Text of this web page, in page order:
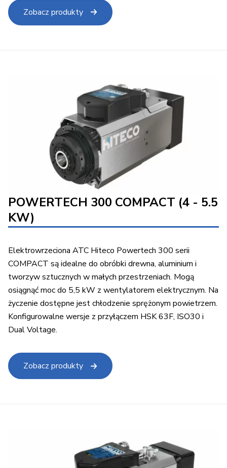
Zobacz produkty
POWERTECH 300 COMPACT (4 - 5.5
KW)
Elektrowrzeciona ATC Hiteco Powertech 300 serii
COMPACT są idealne do obróbki drewna, aluminium i
tworzyw sztucznych w małych przestrzeniach. Mogą
osiągnąć moc do 5,5 kW z wentylatorem elektrycznym. Na
życzenie dostępne jest chłodzenie sprężonym powietrzem.
Konfigurowalne wersje z przyłączem HSK 63F, ISO30 i
Dual Voltage.
Zobacz produkty